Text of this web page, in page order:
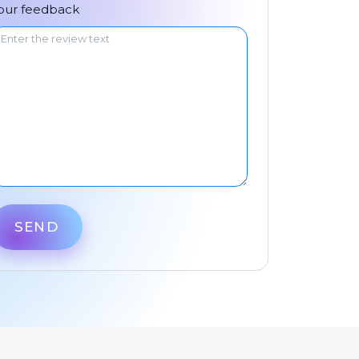
中文
feedback
SEND